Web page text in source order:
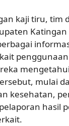
kaji tiru, tim
penggunaan
mulai
kesehatan,
hasil